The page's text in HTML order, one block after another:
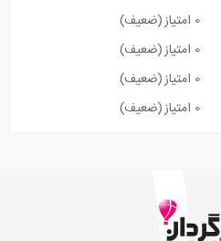
0 امتیاز
(ضعیف)
0 امتیاز
(ضعیف)
0 امتیاز
(ضعیف)
0 امتیاز (ضعیف)